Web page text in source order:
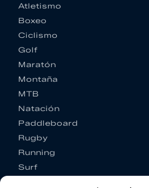
Atletismo
Boxeo
Ciclismo
Golf
Maratón
Montaña
MTB
Natación
Paddleboard
Rugby
Running
Surf